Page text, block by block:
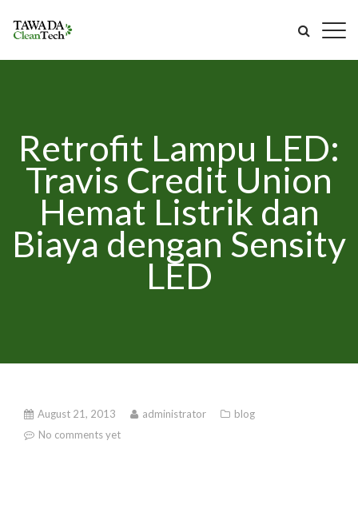
Retrofit Lampu LED:
Travis Credit Union
Hemat Listrik dan
Biaya dengan Sensity
LED
August 21, 2013 administrator
blog
No comments yet